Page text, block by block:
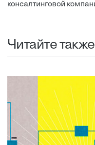
консалтинговой
Читайте также